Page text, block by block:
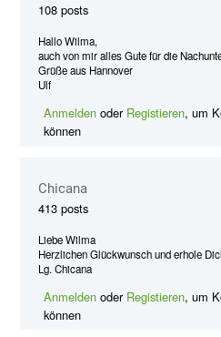
108 posts
Hallo Wilma,
auch von mir alles Gute für die
Grüße aus Hannover
Ulf
Anmelden oder Registieren, um
können
Chicana
413 posts
Liebe Wilma
Herzlichen Glückwunsch und erhole
Lg. Chicana
Anmelden oder Registieren, um
können